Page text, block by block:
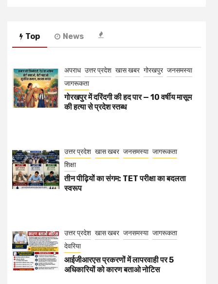
Top News
अपराध उत्तर प्रदेश खास खबर गोरखपुर जनसमस्या
जागरूकता
गोरखपुर में दरिंदगी की हद पार — 10 वर्षीय मासूम
की हत्या से प्रदेश स्तब्ध
उत्तर प्रदेश खास खबर जनसमस्या जागरूकता
शिक्षा
तीन पीढ़ियों का संगम: TET परीक्षा का बदलता
स्वरूप
उत्तर प्रदेश खास खबर जनसमस्या जागरूकता
देवरिया
आईजीआरएस प्रकरणों में लापरवाही पर 5
अधिकारियों को कारण बताओ नोटिस